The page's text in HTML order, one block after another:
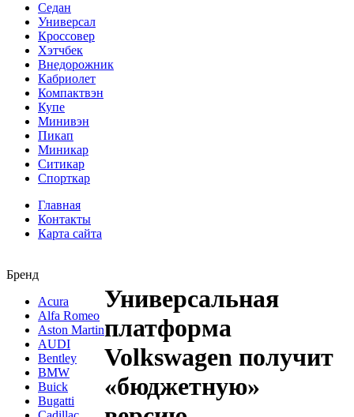
Седан
Универсал
Кроссовер
Хэтчбек
Внедорожник
Кабриолет
Компактвэн
Купе
Минивэн
Пикап
Миникар
Ситикар
Спорткар
Главная
Контакты
Карта сайта
Бренд
Acura
Alfa Romeo
Aston Martin
AUDI
Bentley
BMW
Buick
Bugatti
Универсальная
платформа
Volkswagen получит
«бюджетную»